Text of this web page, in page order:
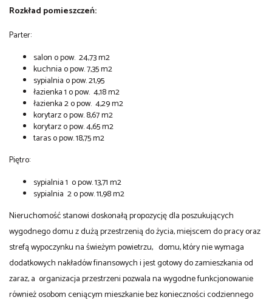
Rozkład pomieszczeń:
Parter:
salon o pow. 24,73 m2
kuchnia o pow. 7,35 m2
sypialnia o pow. 21,95
łazienka 1 o pow. 4,18 m2
łazienka 2 o pow. 4,29 m2
korytarz o pow. 8,67 m2
korytarz o pow. 4,65 m2
taras o pow. 18,75 m2
Piętro:
sypialnia 1 o pow. 13,71 m2
sypialnia 2 o pow. 11,98 m2
Nieruchomość stanowi doskonałą propozycję dla poszukujących
wygodnego domu z dużą przestrzenią do życia, miejscem do pracy oraz
strefą wypoczynku na świeżym powietrzu, domu, który nie wymaga
dodatkowych nakładów finansowych i jest gotowy do zamieszkania od
zaraz, a organizacja przestrzeni pozwala na wygodne funkcjonowanie
również osobom ceniącym mieszkanie bez konieczności codziennego